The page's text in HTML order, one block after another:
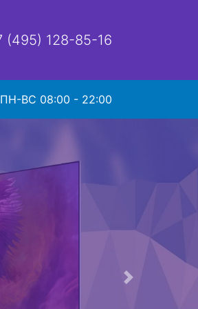
(495) 128-85-16
ВС 08:00 - 22:00
Следующая